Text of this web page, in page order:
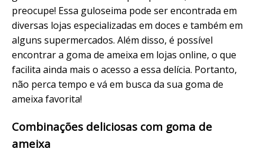
preocupe! Essa guloseima pode ser encontrada em
diversas lojas especializadas em doces e também em
alguns supermercados. Além disso, é possível
encontrar a goma de ameixa em lojas online, o que
facilita ainda mais o acesso a essa delícia. Portanto,
não perca tempo e vá em busca da sua goma de
ameixa favorita!
Combinações deliciosas com goma de
ameixa